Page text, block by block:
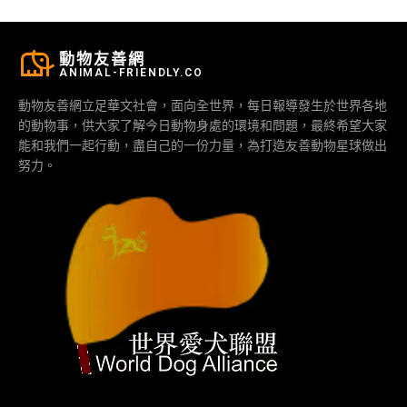
動物友善網
ANIMAL-FRIENDLY.CO
動物友善網立足華文社會，面向全世界，每日報導發生於世界各地
的動物事，供大家了解今日動物身處的環境和問題，最終希望大家
能和我們一起行動，盡自己的一份力量，為打造友善動物星球做出
努力。